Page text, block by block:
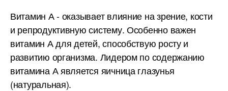
Витамин А - оказывает влияние на зрение, кости
и репродуктивную систему. Особенно важен
витамин А для детей, способствую росту и
развитию организма. Лидером по содержанию
витамина А является яичница глазунья
(натуральная).